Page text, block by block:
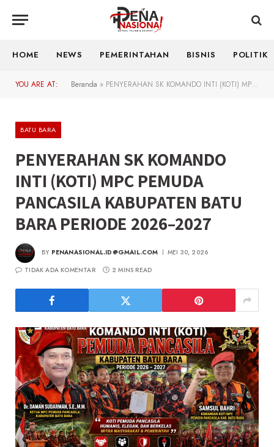
HOME NEWS PEMERINTAHAN BISNIS POLITIK
YOU ARE AT: Beranda » PENYERAHAN SK KOMANDO INTI (KOTI) MPC PEMUDA PANCASILA KABUPATEN BATU BARA PERIODE 2026–2027
BATU BARA
PENYERAHAN SK KOMANDO
INTI (KOTI) MPC PEMUDA
PANCASILA KABUPATEN BATU
BARA PERIODE 2026–2027
BY PENANASIONAL.ID@GMAIL.COM
MEI 30, 2026
TIDAK ADA KOMENTAR
2 MINS READ